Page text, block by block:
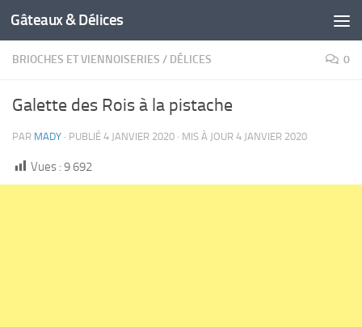
Gâteaux & Délices
BRIOCHES ET VIENNOISERIES / DÉLICES 0
Galette des Rois à la pistache
PAR MADY · PUBLIÉ 4 JANVIER 2020 · MIS À JOUR 4 JANVIER 2020
Vues : 9 692